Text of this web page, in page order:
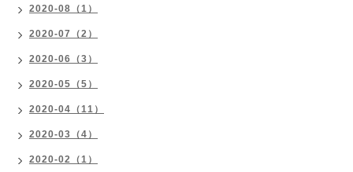
2020-08（1）
2020-07（2）
2020-06（3）
2020-05（5）
2020-04（11）
2020-03（4）
2020-02（1）